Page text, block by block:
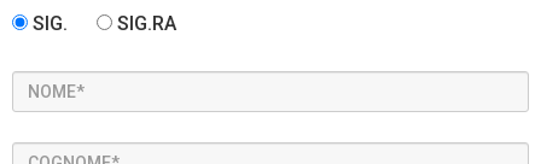
SIG. SIG.RA